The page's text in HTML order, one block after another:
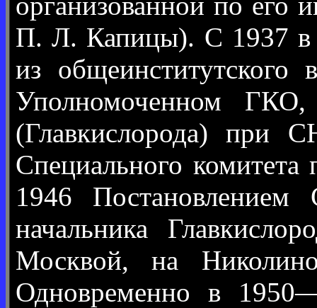
П. Л. Капицы). С 1937 в
из
Уполномоченном ГКО,
(Главкислорода)
Специального
1946
начальника
Москвой, на
Одновременно в